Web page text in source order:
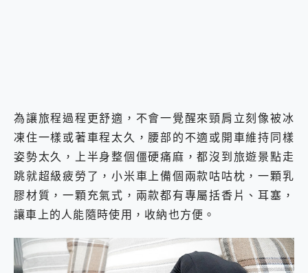
為讓旅程過程更舒適，不會一覺醒來頸肩立刻像被冰
凍住一樣或著車程太久，腰部的不適或開車維持同樣
姿勢太久，上半身整個僵硬痛麻，都沒到旅遊景點走
跳就超級疲勞了，小米車上備個兩款咕咕枕，一顆乳
膠材質，一顆充氣式，兩款都有專屬括香片、耳塞，
讓車上的人能隨時使用，收納也方便。